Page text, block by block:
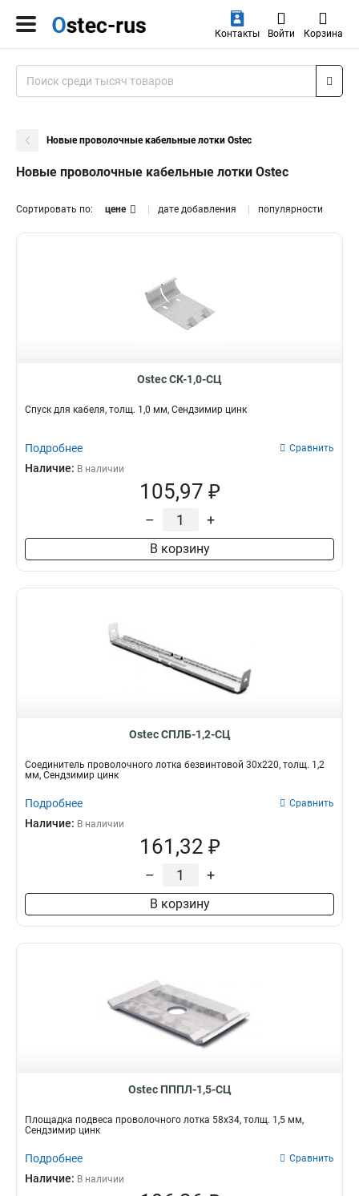
Контакты Войти Корзина
Новые проволочные кабельные лотки Ostec
Новые проволочные кабельные лотки Ostec
Сортировать по: цене дате добавления популярности
Ostec СК-1,0-СЦ
Спуск для кабеля, толщ. 1,0 мм, Сендзимир цинк
Подробнее Сравнить
Наличие: В наличии
105,97 ₽
– +
В корзину
Ostec СПЛБ-1,2-СЦ
Соединитель проволочного лотка безвинтовой 30х220, толщ. 1,2
мм, Сендзимир цинк
Подробнее Сравнить
Наличие: В наличии
161,32 ₽
– +
В корзину
Ostec ПППЛ-1,5-СЦ
Площадка подвеса проволочного лотка 58х34, толщ. 1,5 мм,
Сендзимир цинк
Подробнее Сравнить
Наличие: В наличии